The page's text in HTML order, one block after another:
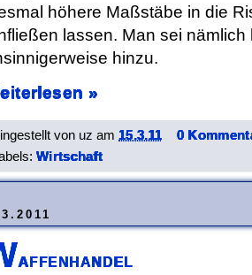
höhere Maßstäbe in die
lassen. Man sei nämlich
hinzu.
»
von uz am 15.3.11
0
Wirtschaft
affenhandel